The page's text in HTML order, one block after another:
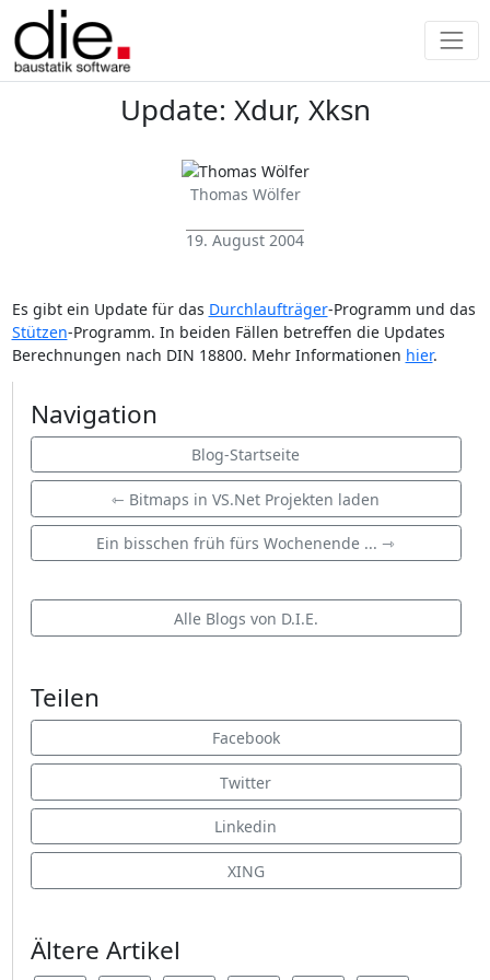
Update: Xdur, Xksn
Thomas Wölfer
19. August 2004
Es gibt ein Update für das Durchlaufträger-Programm und das
Stützen-Programm. In beiden Fällen betreffen die Updates
Berechnungen nach DIN 18800. Mehr Informationen hier.
Navigation
Blog-Startseite
⇽ Bitmaps in VS.Net Projekten laden
Ein bisschen früh fürs Wochenende ... ⇾
Alle Blogs von D.I.E.
Teilen
Facebook
Twitter
Linkedin
XING
Ältere Artikel